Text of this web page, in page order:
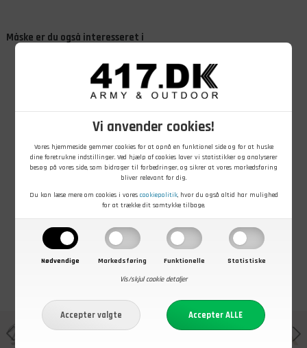
Vi anvender cookies!
Vores hjemmeside gemmer cookies for at opnå en funktionel side og for at huske
dine foretrukne indstillinger. Ved hjælp af cookies laver vi statistikker og analyserer
besøg på vores side, som bidrager til forbedringer, og sikrer at vores markedsføring
bliver relevant for dig.
Du kan læse mere om cookies i vores cookiepolitik, hvor du også altid har mulighed
for at trække dit samtykke tilbage.
Nødvendige Markedsføring Funktionelle
Statistiske
Vis/skjul cookie detaljer
Måske er du også interesseret i
149,00DKK
Deerhunter 3-
strømper
89,00 DKK
Deerhunter
Hempstrømper
På lager - Køb nu
99,00DKK
Hollandske
med Uld